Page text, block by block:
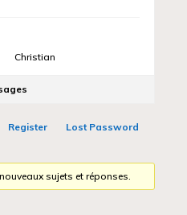
Christian
Register
Lost Password
sujets et réponses.